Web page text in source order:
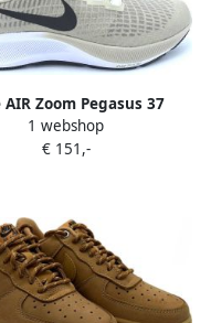
AIR Zoom Pegasus 37
zand zwart-
olijfgroen
1 webshop
€ 151,-